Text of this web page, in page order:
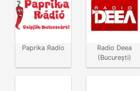
Paprika Radio
Radio Deea
(București)